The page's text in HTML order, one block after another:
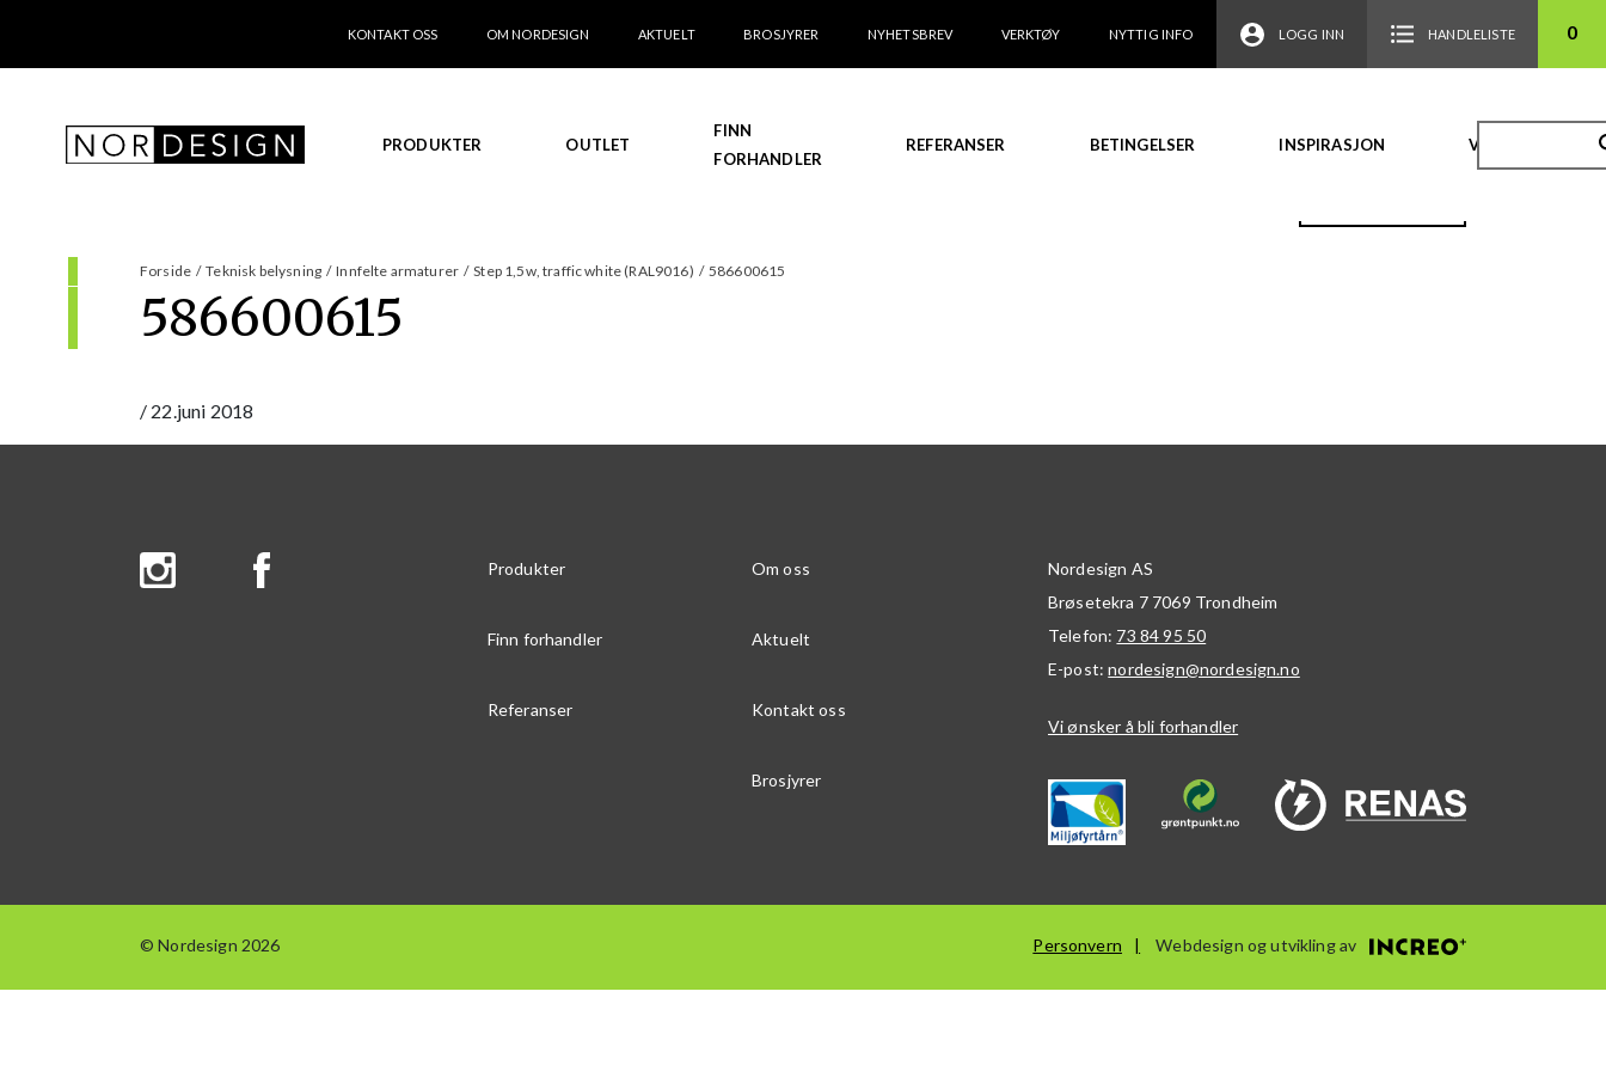
KONTAKT OSS OM NORDESIGN AKTUELT BROSJYRER NYHETSBREV VERKTØY NYTTIG INFO LOGG INN HANDLELISTE 0
PRODUKTER OUTLET
FINN
FORHANDLER
REFERANSER BETINGELSER INSPIRASJON VIDEO
Forside / Teknisk belysning / Innfelte armaturer / Step 1,5w, traffic white (RAL9016) / 586600615
586600615
/ 22.juni 2018
Produkter Om oss
Finn forhandler Aktuelt
Referanser Kontakt oss
Brosjyrer
Nordesign AS
Brøsetekra 7 7069 Trondheim
Telefon: 73 84 95 50
E-post:nordesign@nordesign.no
Vi ønsker å bli forhandler
© Nordesign 2026 Personvern Webdesign og utvikling av